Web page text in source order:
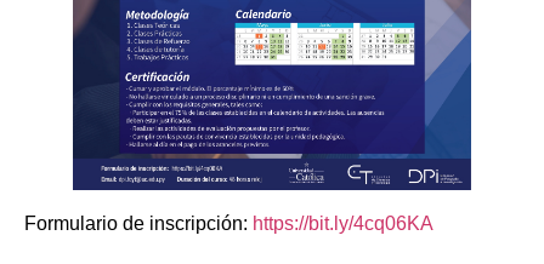
Formulario de inscripción: https://bit.ly/4cq06KA